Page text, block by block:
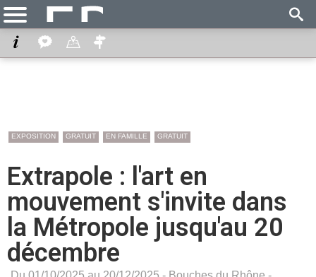
EXPOSITION GRATUIT EN FAMILLE GRATUIT
Extrapole : l'art en
mouvement s'invite dans
la Métropole jusqu'au 20
décembre